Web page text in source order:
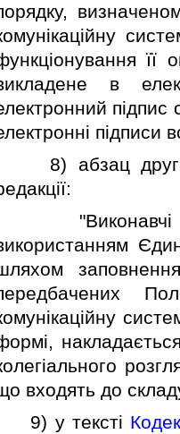
її
в
пiдпис
пiдписи
8) абзац
"Виконавчi
входять до
9) у текстi